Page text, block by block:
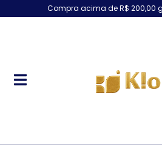
Compra acima de R$ 200,00